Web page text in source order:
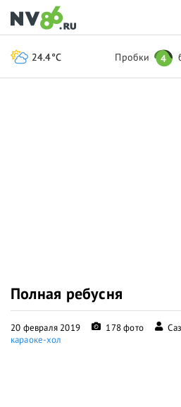
Полная ребусня
20 февраля 2019 178 фото
караоке-хол
24.4°C Пробки 4